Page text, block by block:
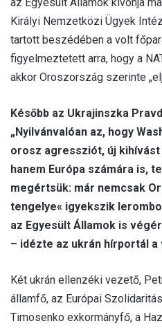
Királyi Nemzetközi Ügyek
tartott beszédében a volt
figyelmeztetett arra, hogy a
akkor Oroszország szerinte
Később az Ukrajinszka
„Nyilvánvalóan az, hogy
orosz agressziót, új
hanem Európa számára is,
megértsük: már nemcsak
tengelye« igyekszik
az Egyesült Államok is
– idézte az ukrán hírportál
Két ukrán ellenzéki vezető,
államfő, az Európai
Timosenko exkormányfő, a